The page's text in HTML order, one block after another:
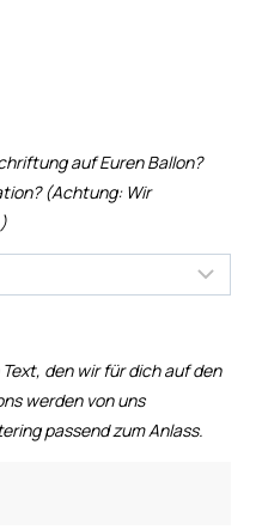
auf Euren Ballon?
(Achtung: Wir
den wir für dich auf den
werden von uns
passend zum Anlass.